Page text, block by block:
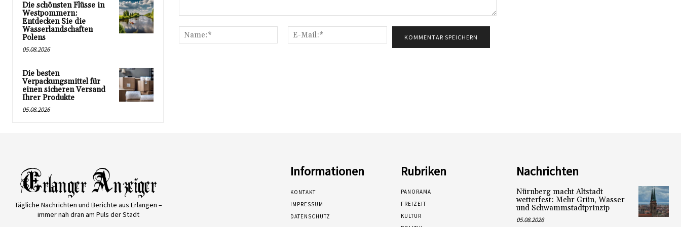
Die schönsten Flüsse in
Westpommern:
Entdecken Sie die
Wasserlandschaften
Polens
05.08.2026
Die besten
Verpackungsmittel für
einen sicheren Versand
Ihrer Produkte
05.08.2026
Name:*
Mail:*
Tägliche Nachrichten und Berichte aus Erlangen –
immer nah dran am Puls der Stadt
Informationen
KONTAKT
IMPRESSUM
DATENSCHUTZ
Rubriken
PANORAMA
FREIZEIT
KULTUR
Nachrichten
Nürnberg macht Altstadt
wetterfest: Mehr Grün, Wasser
und Schwammstadtprinzip
05.08.2026